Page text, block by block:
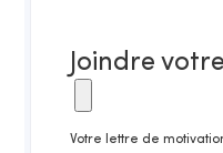
Joindre
Votre lettre de